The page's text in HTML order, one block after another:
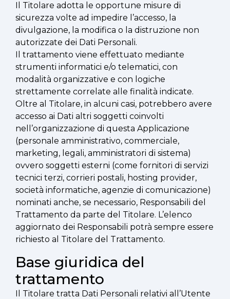
Il Titolare adotta le opportune misure di
sicurezza volte ad impedire l’accesso, la
divulgazione, la modifica o la distruzione non
autorizzate dei Dati Personali.
Il trattamento viene effettuato mediante
strumenti informatici e/o telematici, con
modalità organizzative e con logiche
strettamente correlate alle finalità indicate.
Oltre al Titolare, in alcuni casi, potrebbero avere
accesso ai Dati altri soggetti coinvolti
nell’organizzazione di questa Applicazione
(personale amministrativo, commerciale,
marketing, legali, amministratori di sistema)
ovvero soggetti esterni (come fornitori di servizi
tecnici terzi, corrieri postali, hosting provider,
società informatiche, agenzie di comunicazione)
nominati anche, se necessario, Responsabili del
Trattamento da parte del Titolare. L’elenco
aggiornato dei Responsabili potrà sempre essere
richiesto al Titolare del Trattamento.
Base giuridica del
trattamento
Il Titolare tratta Dati Personali relativi all’Utente